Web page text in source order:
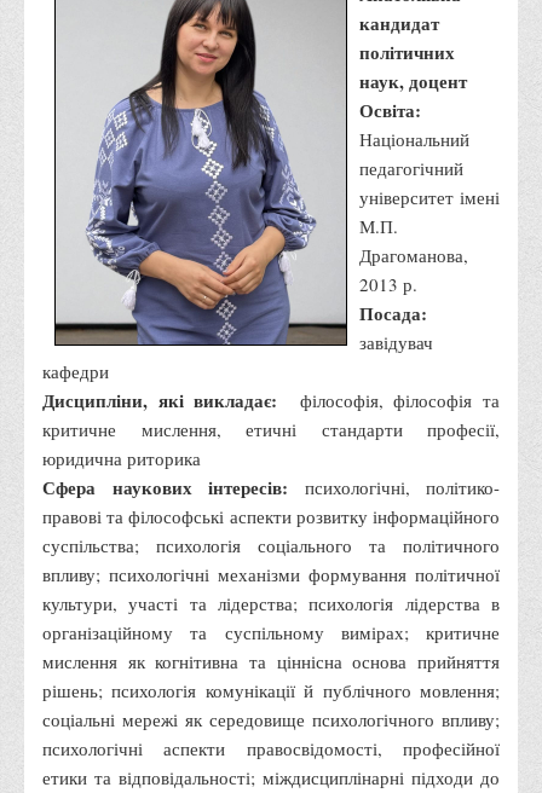
Публічна інформація
Заходи запобігання протиправним діям
Антикорупційні заходи
Протидія тероризму та насиллю
Як розпізнати глорифікацію збройної агресії РФ проти
України та протистояти їй?
Правила безпеки під час війни
Соціальна реклама
Правила поведінки у разі виявлення вибухонебезпечних
предметів
Протидія торгівлі людьми
Дії населення в умовах надзвичайних ситуацій воєнного
характеру
Правила безпечної поведінки учасників освітнього процесу в
умовах війни
Що можна і не можна знімати, показувати під час війни
Контакти державних та громадських організацій, які
допомагають тим, хто пережили сексуальне насильство,
пов'язане з конфліктом та їх родинам у Вінницькій області
10 точних фактів про наркотики. З’ясуй правду про
наркотики. Врятуй чиєсь життя
Контакти
кандидат
політичних
наук, доцент
Освіта:
Національний
педагогічний
університет імені
М.П.
Драгоманова,
2013 р.
Посада:
завідувач
кафедри
Дисципліни, які викладає:
філософія, філософія та
критичне мислення, етичні стандарти професії,
юридична риторика
Сфера наукових інтересів: психологічні, політико-
правові та філософські аспекти розвитку інформаційного
суспільства; психологія соціального та політичного
впливу; психологічні механізми формування політичної
культури, участі та лідерства; психологія лідерства в
організаційному та суспільному вимірах; критичне
мислення як когнітивна та ціннісна основа прийняття
рішень; психологія комунікації й публічного мовлення;
соціальні мережі як середовище психологічного впливу;
психологічні аспекти правосвідомості, професійної
етики та відповідальності; міждисциплінарні підходи до